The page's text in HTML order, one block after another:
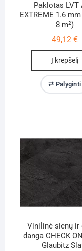
Paklotas LVT
EXTREME 1.6
8 m²)
49,12 €
Į krepšelį
⇄ Palyginti
Vinilinė sienų ir
danga CHECK
Glaubitz